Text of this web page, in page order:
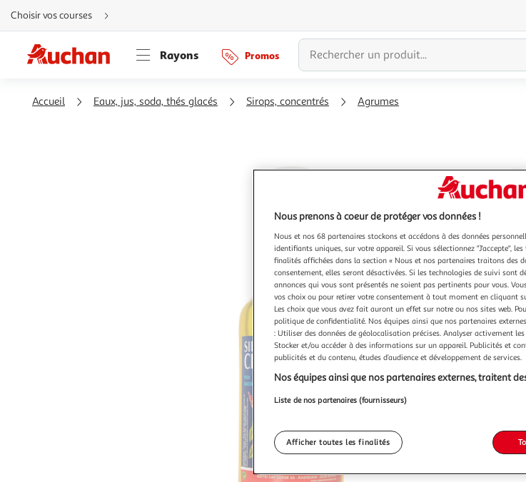
Aller
directement
au
Aller
directement
à
Aller
directement
Choisir vos courses
Rayons Promos
Accueil Eaux, jus, soda, thés glacés Sirops, concentrés Agrumes
Nous prenons à coeur de protéger vos données !
Nous et nos 68 partenaires stockons et accédons à des données
identifiants uniques, sur votre appareil. Si vous sélectionnez "J'accepte",
finalités affichées dans la section « Nous et nos partenaires traitons des
consentement, elles seront désactivées. Si les technologies de suivi sont
annonces qui vous sont présentés ne soient pas pertinents pour vous.
vos choix ou pour retirer votre consentement à tout moment en cliquant
Les choix que vous avez fait auront un effet sur notre ou nos sites web.
politique de confidentialité. Nos équipes ainsi que nos partenaires
: Utiliser des données de géolocalisation précises. Analyser activement
Stocker et/ou accéder à des informations sur un appareil. Publicités et
publicités et du contenu, études d’audience et développement de services.
Nos équipes ainsi que nos partenaires externes, traitent
Liste de nos partenaires (fournisseurs)
Afficher toutes les finalités